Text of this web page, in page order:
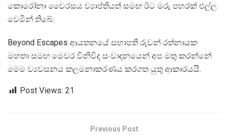
කොරෝනා වෛරසය ව්‍යාප්තියත් සමඟ ඊට මරු පහරක් එල්ල
වෙමින් තිබේ.
Beyond Escapes ආයතනයේ සභාපති රුවන් රත්නායක
මහතා සමඟ මෙවර විනිවිද සංවාදනයෙන් අප මතු කරන්නේ
මෙම ව්‍යවසනය කලමනාකරණය කරගත යුතු ආකාරයයි.
Post Views: 21
Previous Post